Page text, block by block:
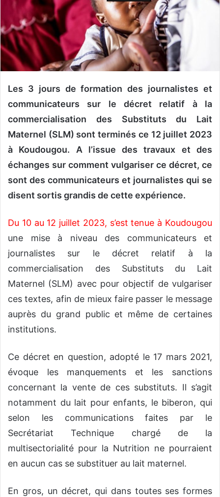
u
n
u
r
i
Les 3 jours de formation des journalistes et
communicateurs sur le décret relatif à la
commercialisation des Substituts du Lait
Maternel (SLM) sont terminés ce 12 juillet 2023
à Koudougou. A l’issue des travaux et des
échanges sur comment vulgariser ce décret, ce
sont des communicateurs et journalistes qui se
disent sortis grandis de cette expérience.
Du 10 au 12 juillet 2023, s’est tenue à Koudougou
une mise à niveau des communicateurs et
journalistes sur le décret relatif à la
commercialisation des Substituts du Lait
Maternel (SLM) avec pour objectif de vulgariser
ces textes, afin de mieux faire passer le message
auprès du grand public et même de certaines
institutions.
Ce décret en question, adopté le 17 mars 2021,
évoque les manquements et les sanctions
concernant la vente de ces substituts. Il s’agit
notamment du lait pour enfants, le biberon, qui
selon les communications faites par le
Secrétariat Technique chargé de la
multisectorialité pour la Nutrition ne pourraient
en aucun cas se substituer au lait maternel.
En gros, un décret, qui dans toutes ses formes